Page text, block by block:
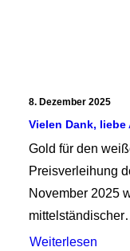
8. Dezember 2025
Vielen Dank,
Gold für den
Preisverleihung
November 2025
Weiterlesen